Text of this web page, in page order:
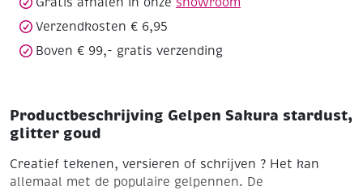
Verzendkosten € 6,95
Boven € 99,- gratis verzending
Productbeschrijving Gelpen Sakura stardust,
glitter goud
Creatief tekenen, versieren of schrijven ? Het kan
allemaal met de populaire gelpennen. De